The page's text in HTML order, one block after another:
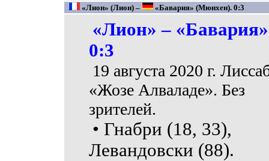
«Лион» (Лион) – «Бавария» (Мюнхен). 0:3
«Лион» –
0:3
19 августа 2020 г.
«Жозе Алваладе». Без
зрителей.
• Гнабри (18, 33),
Левандовски (88).